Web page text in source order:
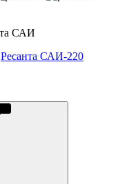
Ресанта САИ-220